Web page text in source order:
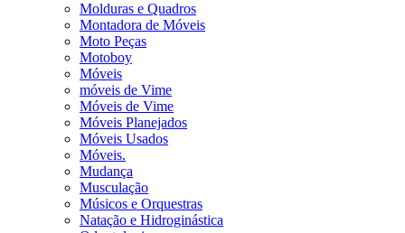
Molduras e Quadros
Montadora de Móveis
Moto Peças
Motoboy
Móveis
móveis de Vime
Móveis de Vime
Móveis Planejados
Móveis Usados
Móveis.
Mudança
Musculação
Músicos e Orquestras
Natação e Hidroginástica